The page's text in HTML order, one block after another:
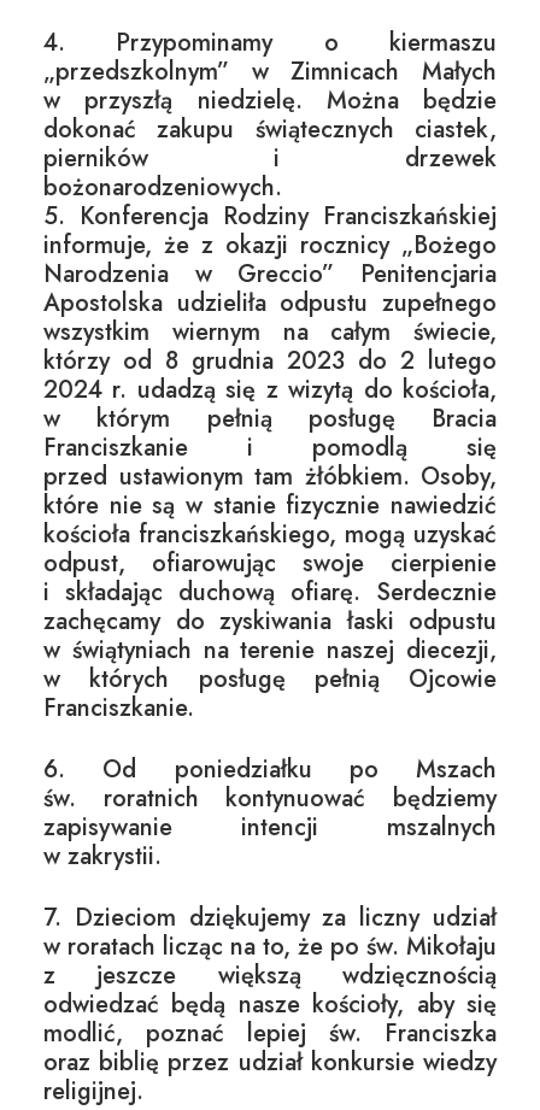
4. Przypominamy o kiermaszu
„przedszkolnym” w Zimnicach Małych
w przyszłą niedzielę. Można będzie
dokonać zakupu świątecznych ciastek,
pierników i drzewek
bożonarodzeniowych.
5. Konferencja Rodziny Franciszkańskiej
informuje, że z okazji rocznicy „Bożego
Narodzenia w Greccio” Penitencjaria
Apostolska udzieliła odpustu zupełnego
wszystkim wiernym na całym świecie,
którzy od 8 grudnia 2023 do 2 lutego
2024 r. udadzą się z wizytą do kościoła,
w którym pełnią posługę Bracia
Franciszkanie i pomodlą się
przed ustawionym tam żłóbkiem. Osoby,
które nie są w stanie fizycznie nawiedzić
kościoła franciszkańskiego, mogą uzyskać
odpust, ofiarowując swoje cierpienie
i składając duchową ofiarę. Serdecznie
zachęcamy do zyskiwania łaski odpustu
w świątyniach na terenie naszej diecezji,
w których posługę pełnią Ojcowie
Franciszkanie.
6. Od poniedziałku po Mszach
św. roratnich kontynuować będziemy
zapisywanie intencji mszalnych
w zakrystii.
7. Dzieciom dziękujemy za liczny udział
w roratach licząc na to, że po św. Mikołaju
z jeszcze większą wdzięcznością
odwiedzać będą nasze kościoły, aby się
modlić, poznać lepiej św. Franciszka
oraz biblię przez udział konkursie wiedzy
religijnej.